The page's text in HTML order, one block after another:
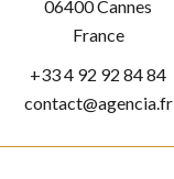
06400Cannes
France
+33 4 92 92 84 84
contact@agencia.fr